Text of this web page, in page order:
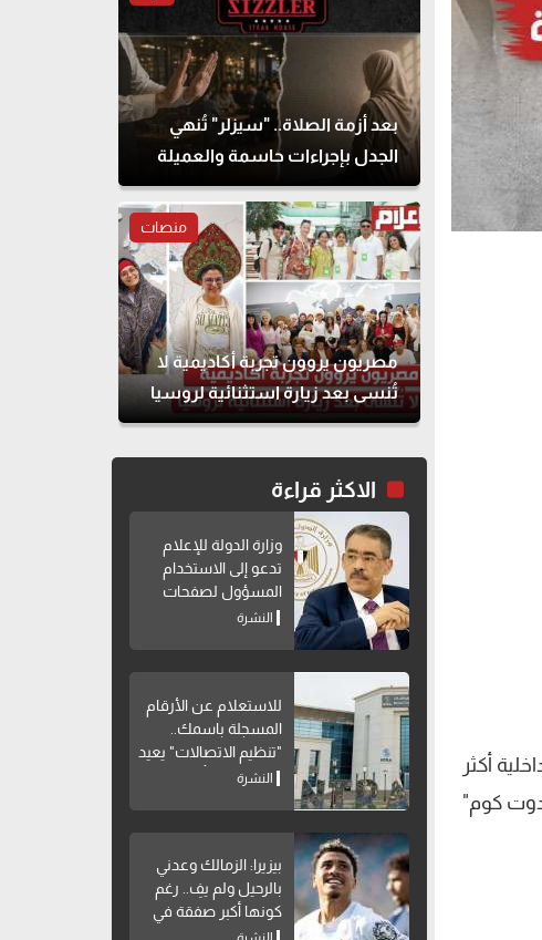
أكثر
"إعلام دوت كوم"
بعد أزمة الصلاة.. "سيزلر" تُنهي
الجدل بإجراءات حاسمة والعميلة
تحذف المنشور
منصات
مصريون يروون تجربة أكاديمية لا
تُنسى بعد زيارة استثنائية لروسيا
الاكثر قراءة
وزارة الدولة للإعلام
تدعو إلى الاستخدام
المسؤول لصفحات
التواصل الاجتماعي
النشرة
للاستعلام عن الأرقام
المسجلة باسمك..
"تنظيم الاتصالات" يعيد
إتاحة خدمة "أرقامي"
النشرة
بيزيرا: الزمالك وعدني
بالرحيل ولم يفِ.. رغم
كونها أكبر صفقة في
تاريخه